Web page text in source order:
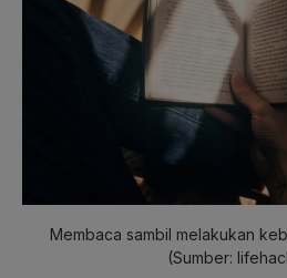
Membaca sambil melakukan
(Sumber: